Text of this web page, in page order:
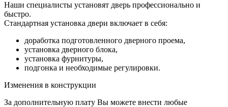
Наши специалисты установят дверь профессионально и
быстро.
Стандартная установка двери включает в себя:
доработка подготовленного дверного проема,
установка дверного блока,
установка фурнитуры,
подгонка и необходимые регулировки.
Изменения в конструкции
За дополнительную плату Вы можете внести любые